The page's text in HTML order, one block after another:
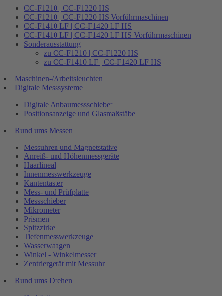
CC-F1210 | CC-F1220 HS
CC-F1210 | CC-F1220 HS Vorführmaschinen
CC-F1410 LF | CC-F1420 LF HS
CC-F1410 LF | CC-F1420 LF HS Vorführmaschinen
Sonderausstattung
zu CC-F1210 | CC-F1220 HS
zu CC-F1410 LF | CC-F1420 LF HS
Maschinen-/Arbeitsleuchten
Digitale Messsysteme
Digitale Anbaumessschieber
Positionsanzeige und Glasmaßstäbe
Rund ums Messen
Messuhren und Magnetstative
Anreiß- und Höhenmessgeräte
Haarlineal
Innenmesswerkzeuge
Kantentaster
Mess- und Prüfplatte
Messschieber
Mikrometer
Prismen
Spitzzirkel
Tiefenmesswerkzeuge
Wasserwaagen
Winkel - Winkelmesser
Zentriergerät mit Messuhr
Rund ums Drehen